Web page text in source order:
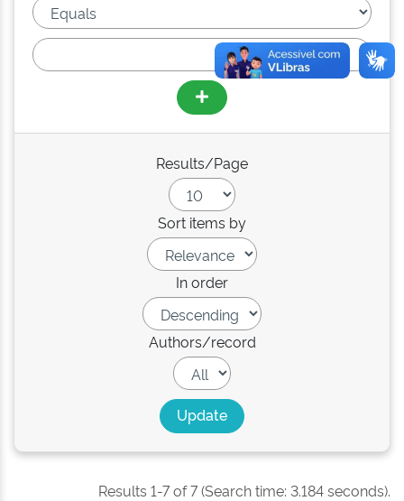
Results/Page
Sort items by
In order
Authors/record
Results 1-7 of 7 (Search time: 3.184 seconds).